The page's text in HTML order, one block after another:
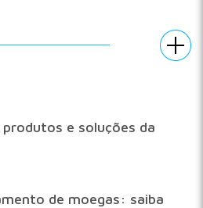
e soluções da
de moegas: saiba